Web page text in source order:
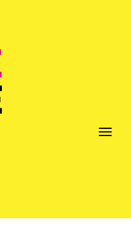
Toggle